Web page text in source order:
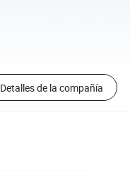
Detalles de la compañía